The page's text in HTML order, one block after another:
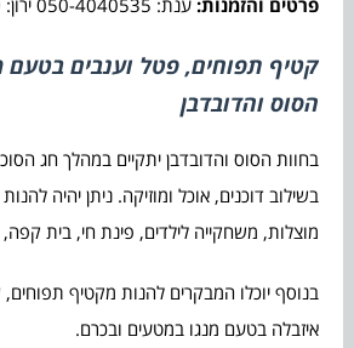
קטיף תפוחים, פטל וענבים בטעם
הסוס והדובדבן
בחוות הסוס והדובדבן יתקיים במהלך חג
בשילוב דוכנים, אוכל ומוזיקה. ניתן יהיה
מוצלות, משחקייה לילדים, פינת חי, בית קפה,
בנוסף יוכלו המבקרים להנות מקטיף
איזבלה בטעם מנגו במטעים ובכרם.